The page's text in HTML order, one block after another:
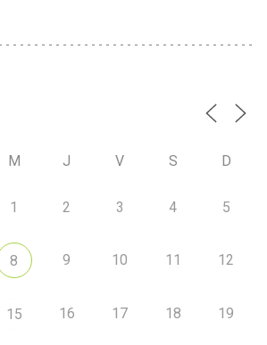
M J V S D
1 2 3 4 5
8 9 10 11 12
15 16 17 18 19